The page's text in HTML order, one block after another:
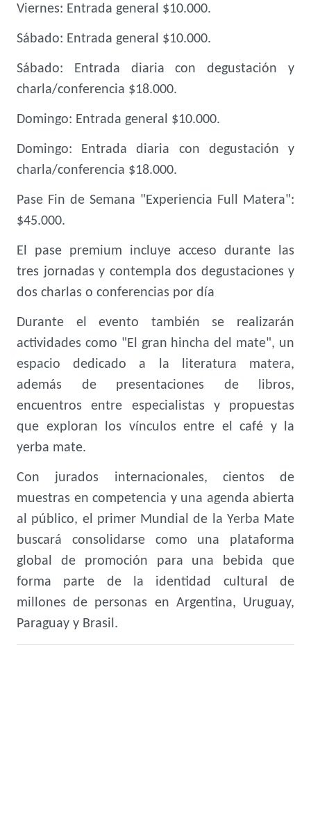
Viernes: Entrada general $10.000.
Sábado: Entrada general $10.000.
Sábado: Entrada diaria con degustación y
charla/conferencia $18.000.
Domingo: Entrada general $10.000.
Domingo: Entrada diaria con degustación y
charla/conferencia $18.000.
Pase Fin de Semana "Experiencia Full Matera":
$45.000.
El pase premium incluye acceso durante las
tres jornadas y contempla dos degustaciones y
dos charlas o conferencias por día
Durante el evento también se realizarán
actividades como "El gran hincha del mate", un
espacio dedicado a la literatura matera,
además de presentaciones de libros,
encuentros entre especialistas y propuestas
que exploran los vínculos entre el café y la
yerba mate.
Con jurados internacionales, cientos de
muestras en competencia y una agenda abierta
al público, el primer Mundial de la Yerba Mate
buscará consolidarse como una plataforma
global de promoción para una bebida que
forma parte de la identidad cultural de
millones de personas en Argentina, Uruguay,
Paraguay y Brasil.